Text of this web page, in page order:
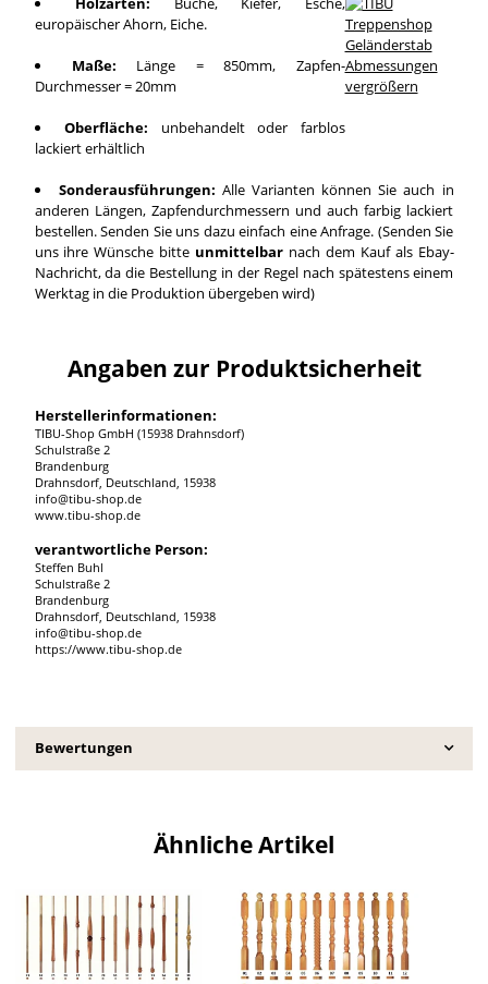
europäischer Ahorn, Eiche.
Maße: Länge = 850mm, Zapfen-
Durchmesser = 20mm
Oberfläche: unbehandelt oder farblos
lackiert erhältlich
vergrößern
Sonderausführungen: Alle Varianten können Sie auch in
anderen Längen, Zapfendurchmessern und auch farbig lackiert
bestellen. Senden Sie uns dazu einfach eine Anfrage. (Senden Sie
uns ihre Wünsche bitte unmittelbar nach dem Kauf als Ebay-
Nachricht, da die Bestellung in der Regel nach spätestens einem
Werktag in die Produktion übergeben wird)
Angaben zur Produktsicherheit
Herstellerinformationen:
TIBU-Shop GmbH (15938 Drahnsdorf)
Schulstraße 2
Brandenburg
Drahnsdorf, Deutschland, 15938
info@tibu-shop.de
www.tibu-shop.de
verantwortliche Person:
Steffen Buhl
Schulstraße 2
Brandenburg
Drahnsdorf, Deutschland, 15938
info@tibu-shop.de
https://www.tibu-shop.de
Bewertungen
Ähnliche Artikel